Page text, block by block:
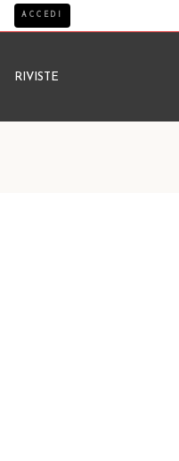
ACCEDI
RIVISTE